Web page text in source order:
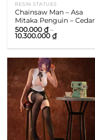
RESIN STATUES
Chainsaw Man – Asa
Mitaka Penguin – Cedar
500.000₫ –
10.300.000₫Khoảng
giá:
từ